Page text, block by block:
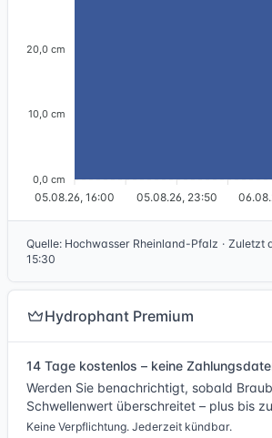
20,0 cm
10,0 cm
0,0 cm
05.08.26, 16:00 05.08.26, 23:50
Quelle: Hochwasser Rheinland-Pfalz · Zuletzt
15:30
Hydrophant Premium
14 Tage kostenlos – keine
Werden Sie benachrichtigt, sobald
Schwellenwert überschreitet – plus bis
Keine Verpflichtung. Jederzeit kündbar.